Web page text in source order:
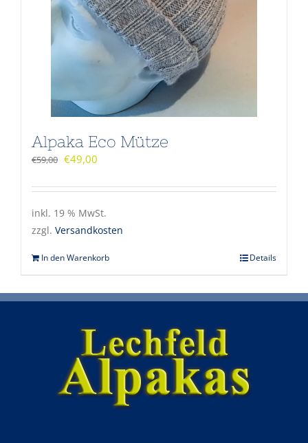
Alpaka Eco Mütze
€59,00 €49,00
inkl. 19 % MwSt.
zzgl. Versandkosten
In den Warenkorb Details